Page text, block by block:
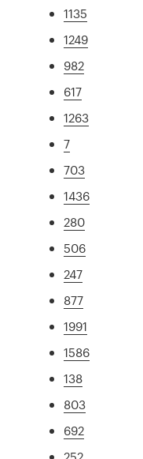
1135
1249
982
617
1263
7
703
1436
280
506
247
877
1991
1586
138
803
692